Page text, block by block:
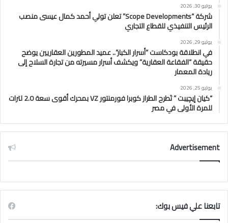
يوليو 30, 2026
شركة “Scope Developments” تعلن تولي أحمد كمال عيسى منصب
الرئيس التنفيذي للقطاع التجاري
يوليو 29, 2026
في انطلاقة بودكاست “أسرار الكبار”.. عميد المطورين العقاريين يوضح
حقيقة “الفقاعة العقارية” ويكشف أسرار مسيرته من تجارة السلاح إلى
ريادة المعمار
يوليو 25, 2026
“كيان إيچيبت ” تَطرح الطراز كوبرا فورمنتور VZ بمحرك أقوى سعة 2.0 لترات
للمرة الأولى في مصر
Advertisement
تابعنا علي فيس بوك: